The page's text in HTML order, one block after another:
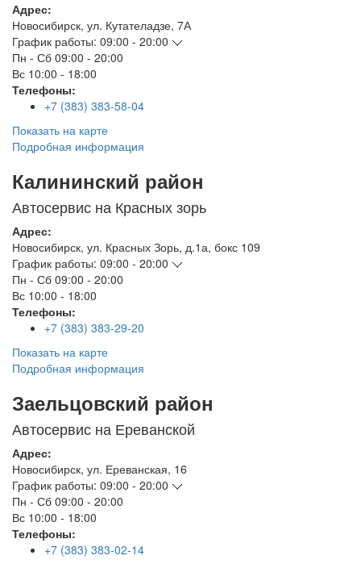
Адрес:
Новосибирск, ул. Кутателадзе, 7А
График работы: 09:00 - 20:00
Пн - Сб 09:00 - 20:00
Вс 10:00 - 18:00
Телефоны:
+7 (383) 383-58-04
Показать на карте
Подробная информация
Калининский район
Автосервис на Красных зорь
Адрес:
Новосибирск, ул. Красных Зорь, д.1а, бокс 109
График работы: 09:00 - 20:00
Пн - Сб 09:00 - 20:00
Вс 10:00 - 18:00
Телефоны:
+7 (383) 383-29-20
Показать на карте
Подробная информация
Заельцовский район
Автосервис на Ереванской
Адрес:
Новосибирск, ул. Ереванская, 16
График работы: 09:00 - 20:00
Пн - Сб 09:00 - 20:00
Вс 10:00 - 18:00
Телефоны:
+7 (383) 383-02-14